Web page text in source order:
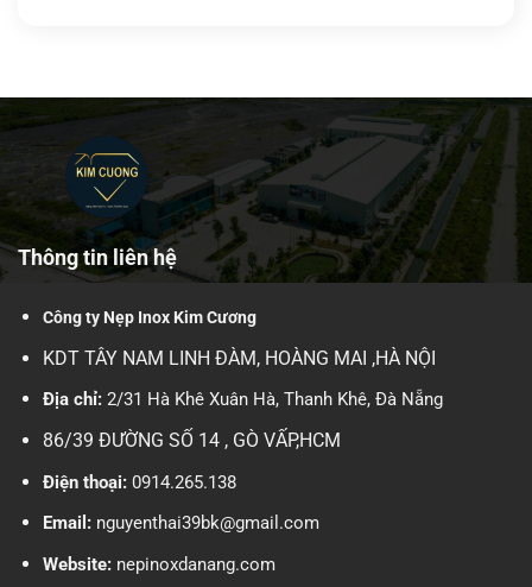
Thông tin liên hệ
Công ty Nẹp Inox Kim Cương
KDT TÂY NAM LINH ĐÀM, HOÀNG MAI ,HÀ NỘI
Địa chỉ:2/31 Hà Khê Xuân Hà, Thanh Khê, Đà Nẵng
86/39 ĐƯỜNG SỐ 14 , GÒ VẤP,HCM
Điện thoại:0914.265.138
Email:nguyenthai39bk@gmail.com
Website:nepinoxdanang.com